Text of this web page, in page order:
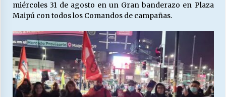
cuestión social hoy”.
16/05/2026
S.O.S. a los ricos, Save Our Souls (Salvar
Nuestras Almas)
30/04/2026
miércoles 31 de agosto en un Gran banderazo en Plaza
Maipú con todos los Comandos de campañas.